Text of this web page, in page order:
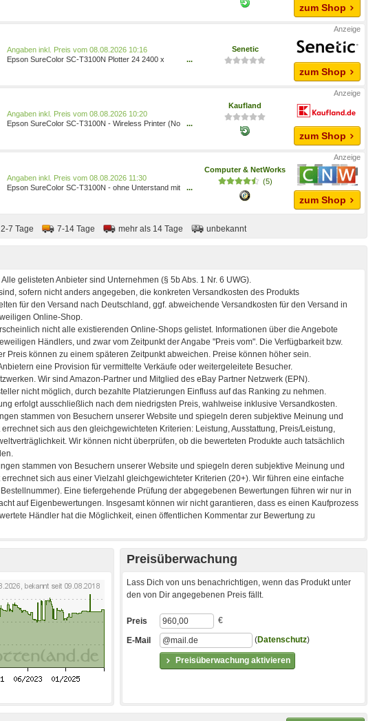
zum Shop
Preis vom 08.08.2026 10:16
Epson SureColor SC-T3100N Plotter 24 2400 x
...
Senetic
zum Shop
Preis vom 08.08.2026 10:20
Epson SureColor SC-T3100N - Wireless Printer (No
...
Kaufland
zum Shop
Preis vom 08.08.2026 11:30
Epson SureColor SC-T3100N - ohne Unterstand mit
...
Computer & NetWorks
(5)
zum Shop
2-7 Tage 7-14 Tage mehr als 14 Tage unbekannt
Preisüberwachung
Lass Dich von uns benachrichtigen, wenn das Produkt unter
den von Dir angegebenen Preis fällt.
Preisüberwachung aktivieren
Preis €
E-Mail (Datenschutz)